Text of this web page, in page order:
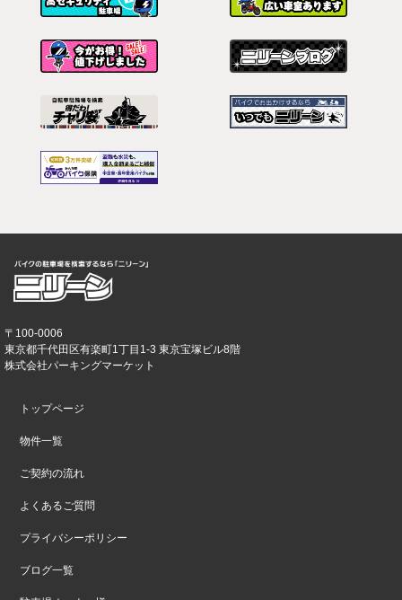
〒100-0006
東京都千代田区有楽町1丁目1-3 東京宝塚ビル8階
株式会社パーキングマーケット
トップページ
物件一覧
ご契約の流れ
よくあるご質問
プライバシーポリシー
ブログ一覧